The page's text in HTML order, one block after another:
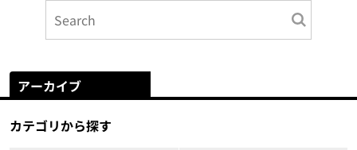
アーカイブ
カテゴリから探す